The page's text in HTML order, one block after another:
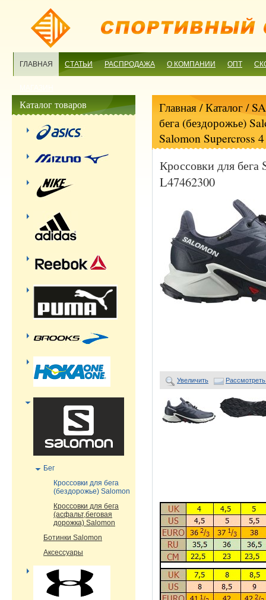
ГЛАВНАЯ СТАТЬИ РАСПРОДАЖА О КОМПАНИИ ОПТ
Главная/ Каталог /
бега (бездорожье)
Salomon Supercross
Кроссовки для бега
L47462300
Увеличить
Каталог товаров
Бег
Кроссовки для бега
(бездорожье) Salomon
Кроссовки для бега
(асфальт,беговая
дорожка) Salomon
Ботинки Salomon
Аксессуары